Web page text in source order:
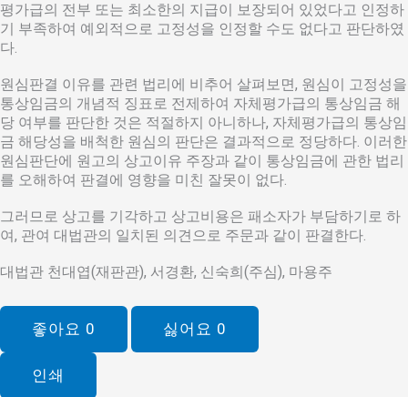
평가급의 전부 또는 최소한의 지급이 보장되어 있었다고 인정하
기 부족하여 예외적으로 고정성을 인정할 수도 없다고 판단하였
다.
원심판결 이유를 관련 법리에 비추어 살펴보면, 원심이 고정성을
통상임금의 개념적 징표로 전제하여 자체평가급의 통상임금 해
당 여부를 판단한 것은 적절하지 아니하나, 자체평가급의 통상임
금 해당성을 배척한 원심의 판단은 결과적으로 정당하다. 이러한
원심판단에 원고의 상고이유 주장과 같이 통상임금에 관한 법리
를 오해하여 판결에 영향을 미친 잘못이 없다.
그러므로 상고를 기각하고 상고비용은 패소자가 부담하기로 하
여, 관여 대법관의 일치된 의견으로 주문과 같이 판결한다.
대법관 천대엽(재판관), 서경환, 신숙희(주심), 마용주
좋아요 0 싫어요 0
인쇄